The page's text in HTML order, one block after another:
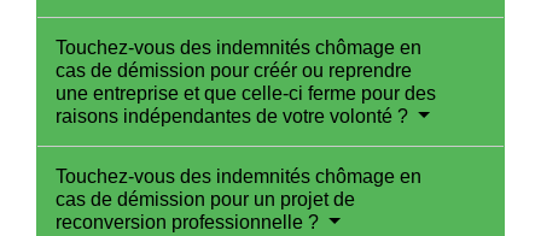
Touchez-vous des indemnités chômage en
cas de démission pour créér ou reprendre
une entreprise et que celle-ci ferme pour des
raisons indépendantes de votre volonté ?
Touchez-vous des indemnités chômage en
cas de démission pour un projet de
reconversion professionnelle ?